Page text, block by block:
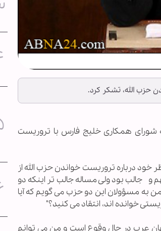
حزب الله، تشکر کرد.
شورای همکاری خلیج فارس با تروریست
خود درباره تروریست خواندن حزب الله از
جالب بود ولی مساله جالب تر اینکه دو
به مسؤولان این دو حزب می گویم که آیا
خوانده اند، انتقاد می کنید؟"
عرب در حال وقوع است و من می توانم